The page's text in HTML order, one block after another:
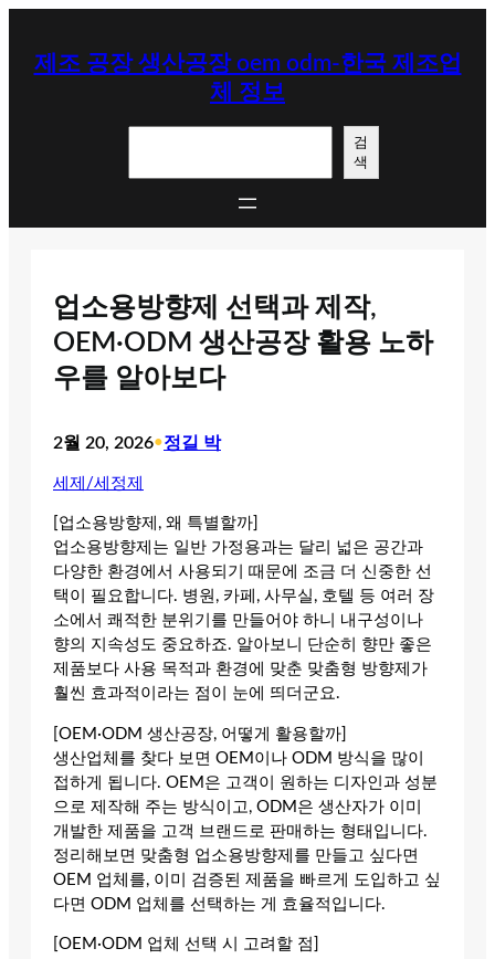
제조 공장 생산공장 oem odm-한국 제조업
체 정보
검
색
업소용방향제 선택과 제작,
OEM·ODM 생산공장 활용 노하
우를 알아보다
2월 20, 2026•정길 박
세제/세정제
[업소용방향제, 왜 특별할까]
업소용방향제는 일반 가정용과는 달리 넓은 공간과
다양한 환경에서 사용되기 때문에 조금 더 신중한 선
택이 필요합니다. 병원, 카페, 사무실, 호텔 등 여러 장
소에서 쾌적한 분위기를 만들어야 하니 내구성이나
향의 지속성도 중요하죠. 알아보니 단순히 향만 좋은
제품보다 사용 목적과 환경에 맞춘 맞춤형 방향제가
훨씬 효과적이라는 점이 눈에 띄더군요.
[OEM·ODM 생산공장, 어떻게 활용할까]
생산업체를 찾다 보면 OEM이나 ODM 방식을 많이
접하게 됩니다. OEM은 고객이 원하는 디자인과 성분
으로 제작해 주는 방식이고, ODM은 생산자가 이미
개발한 제품을 고객 브랜드로 판매하는 형태입니다.
정리해보면 맞춤형 업소용방향제를 만들고 싶다면
OEM 업체를, 이미 검증된 제품을 빠르게 도입하고 싶
다면 ODM 업체를 선택하는 게 효율적입니다.
[OEM·ODM 업체 선택 시 고려할 점]